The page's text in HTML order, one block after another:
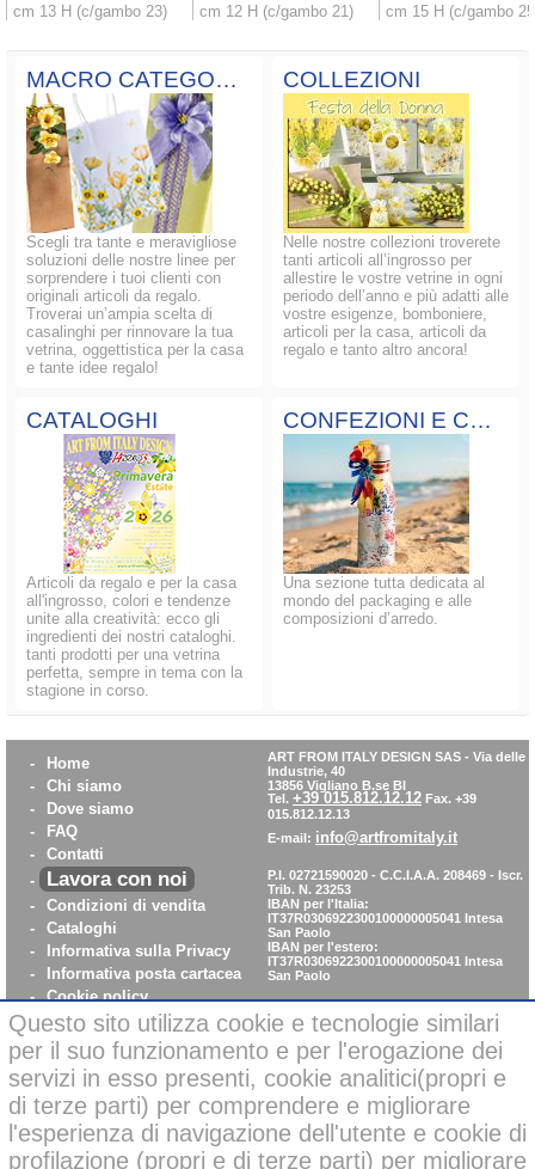
cm 13 H (c/gambo 23)
cm 12 H (c/gambo 21)
cm 15 H (c/gambo
MACRO CATEGORIE
Scegli tra tante e meravigliose
soluzioni delle nostre linee per
sorprendere i tuoi clienti con
originali articoli da regalo.
Troverai un’ampia scelta di
casalinghi per rinnovare la tua
vetrina, oggettistica per la casa
e tante idee regalo!
COLLEZIONI
Nelle nostre collezioni troverete
tanti articoli all’ingrosso per
allestire le vostre vetrine in ogni
periodo dell’anno e più adatti alle
vostre esigenze, bomboniere,
articoli per la casa, articoli da
regalo e tanto altro ancora!
CATALOGHI
Articoli da regalo e per la casa
all'ingrosso, colori e tendenze
unite alla creatività: ecco gli
ingredienti dei nostri cataloghi.
tanti prodotti per una vetrina
perfetta, sempre in tema con la
stagione in corso.
CONFEZIONI E COMPOSIZIONI
Una sezione tutta dedicata al
mondo del packaging e alle
composizioni d’arredo.
-
Home
-
Chi siamo
-
Dove siamo
-
FAQ
-
Contatti
-
Lavora con noi
-
Condizioni di vendita
-
Cataloghi
-
Informativa sulla Privacy
-
Informativa posta cartacea
- Cookie policy
- WhistleBlowing
Parità di Genere
ART FROM ITALY DESIGN SAS - Via delle
Industrie, 40
13856 Vigliano B.se BI
Tel. +39 015.812.12.12 Fax. +39
015.812.12.13
E-mail: info@artfromitaly.it
P.I. 02721590020 - C.C.I.A.A. 208469 - Iscr.
Trib. N. 23253
IBAN per l'Italia:
IT37R0306922300100000005041 Intesa
San Paolo
IBAN per l'estero:
IT37R0306922300100000005041 Intesa
San Paolo
Pagamenti sicuri con carta di credito on-line
Questo sito utilizza cookie e tecnologie similari
per il suo funzionamento e per l'erogazione dei
servizi in esso presenti, cookie analitici(propri e
di terze parti) per comprendere e migliorare
l'esperienza di navigazione dell'utente e cookie di
profilazione (propri e di terze parti) per migliorare